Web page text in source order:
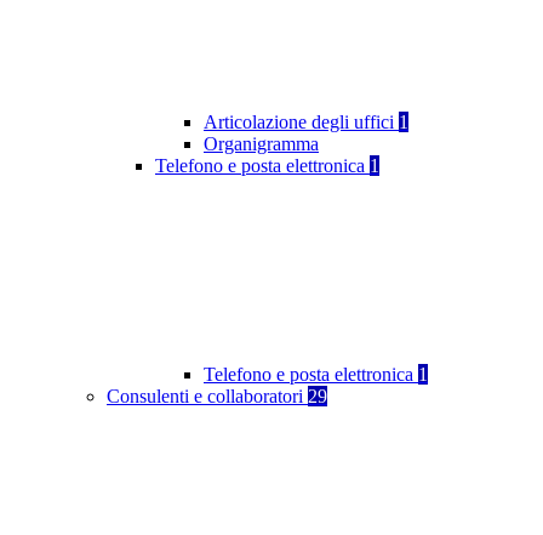
Articolazione degli uffici 1
Organigramma
Telefono e posta elettronica 1
Telefono e posta elettronica 1
Consulenti e collaboratori 29